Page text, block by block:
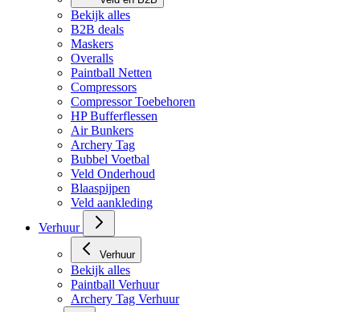
Veld en B2B
Bekijk alles
B2B deals
Maskers
Overalls
Paintball Netten
Compressors
Compressor Toebehoren
HP Bufferflessen
Air Bunkers
Archery Tag
Bubbel Voetbal
Veld Onderhoud
Blaaspijpen
Veld aankleding
Verhuur
Bekijk alles
Paintball Verhuur